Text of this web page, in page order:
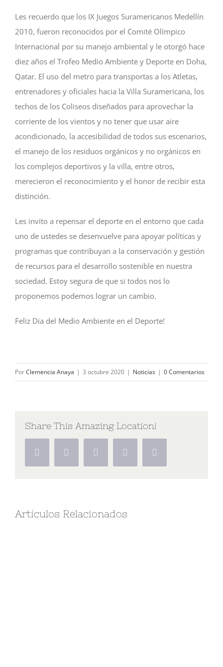
Les recuerdo que los IX Juegos Suramericanos Medellín
2010, fueron reconocidos por el Comité Olímpico
Internacional por su manejo ambiental y le otorgó hace
diez años el Trofeo Medio Ambiente y Deporte en Doha,
Qatar. El uso del metro para transportas a los Atletas,
entrenadores y oficiales hacia la Villa Suramericana, los
techos de los Coliseos diseñados para aprovechar la
corriente de los vientos y no tener que usar aire
acondicionado, la accesibilidad de todos sus escenarios,
el manejo de los residuos orgánicos y no orgánicos en
los complejos deportivos y la villa, entre otros,
merecieron el reconocimiento y el honor de recibir esta
distinción.
Les invito a repensar el deporte en el entorno que cada
uno de ustedes se desenvuelve para apoyar políticas y
programas que contribuyan a la conservación y gestión
de recursos para el desarrollo sostenible en nuestra
sociedad. Estoy segura de que si todos nos lo
proponemos podemos lograr un cambio.
Feliz Dia del Medio Ambiente en el Deporte!
PorClemencia Anaya | 3 octubre 2020 | Noticias | 0 Comentarios
Share This Amazing Location!
Facebook Twitter Google+ Pinterest
Artículos Relacionados